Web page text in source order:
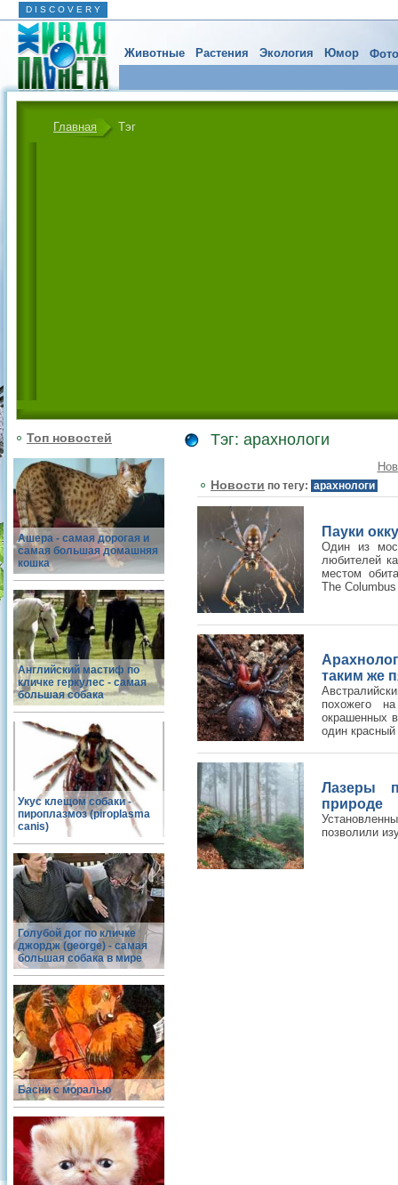
D I S C O V E R Y
Животные Растения Экология Юмор
Главная Тэг
Топ новостей
Ашера - самая дорогая и
самая большая домашняя
кошка
Английский мастиф по
кличке геркулес - самая
большая собака
Укус клещом собаки -
пироплазмоз (piroplasma
canis)
Голубой дог по кличке
джордж (george) - самая
большая собака в мире
Басни с моралью
Тэг: арахнологи
Новости по тегу: арахнологи
Пауки
Один из
любителей
местом
The
таким же
похожего
окрашенных
один
Лазеры
природе
позволили